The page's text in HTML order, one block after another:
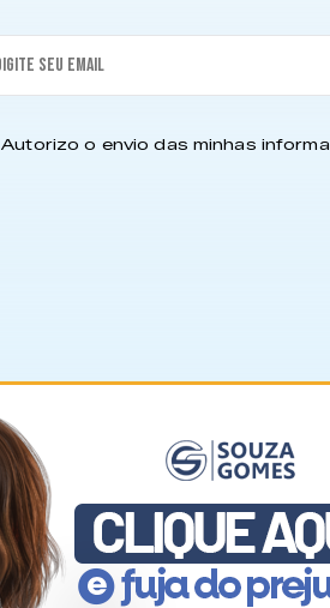
Autorizo o envio das minhas